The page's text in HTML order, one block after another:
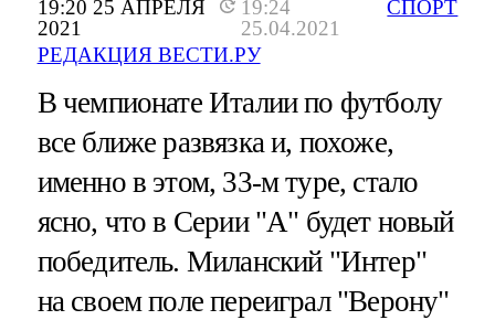
19:20 25 АПРЕЛЯ
2021
19:24
25.04.2021
РЕДАКЦИЯ ВЕСТИ.РУ
СПОРТ
В чемпионате Италии по футболу
все ближе развязка и, похоже,
именно в этом, 33-м туре, стало
ясно, что в Серии "А" будет новый
победитель. Миланский "Интер"
на своем поле переиграл "Верону"